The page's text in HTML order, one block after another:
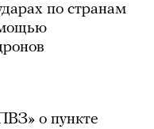
по странам
о пункте